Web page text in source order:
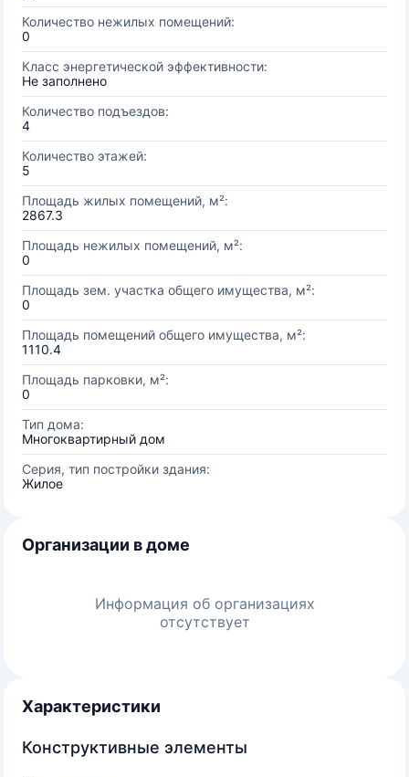
Количество нежилых помещений:
0
Класс энергетической эффективности:
Не заполнено
Количество подъездов:
4
Количество этажей:
5
Площадь жилых помещений, м²:
2867.3
Площадь нежилых помещений, м²:
0
Площадь зем. участка общего имущества, м²:
0
Площадь помещений общего имущества, м²:
1110.4
Площадь парковки, м²:
0
Тип дома:
Многоквартирный дом
Серия, тип постройки здания:
Жилое
Организации в доме
Информация об организациях
отсутствует
Характеристики
Конструктивные элементы